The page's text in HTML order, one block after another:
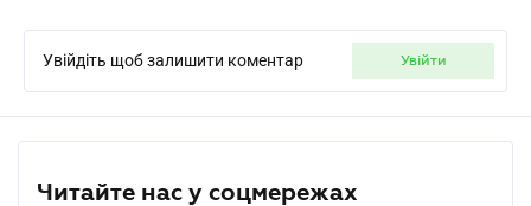
Увійдіть щоб залишити коментар увійти
Читайте нас у соцмережах